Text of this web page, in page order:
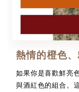
熱情的橙色
如果你是喜歡鮮亮
與酒紅色的組合。